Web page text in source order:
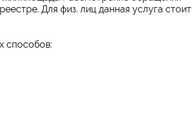
Для физ. лиц данная услуга стоит
способов: